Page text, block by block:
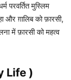
परवर्तित मुस्लिम
और ग़ालिब को फ़ारसी,
में फ़ारसी को महत्व
Life )